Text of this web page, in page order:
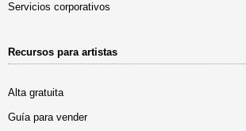
Servicios corporativos
Recursos para artistas
Alta gratuita
Guía para vender